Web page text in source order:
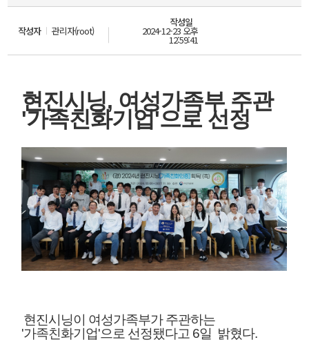
작성자 관리자(root)
작성일
2024-12-23 오후
12:59:41
현진시닝, 여성가족부 주관
'가족친화기업'으로 선정
현진시닝이 여성가족부가 주관하는
'가족친화기업'으로 선정됐다고 6일 밝혔다.